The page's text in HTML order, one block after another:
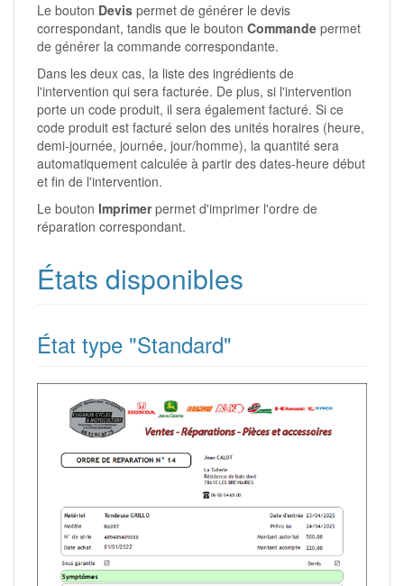
Le bouton Devis permet de générer le devis
correspondant, tandis que le bouton Commande permet
de générer la commande correspondante.
Dans les deux cas, la liste des ingrédients de
l'intervention qui sera facturée. De plus, si l'intervention
porte un code produit, il sera également facturé. Si ce
code produit est facturé selon des unités horaires (heure,
demi-journée, journée, jour/homme), la quantité sera
automatiquement calculée à partir des dates-heure début
et fin de l'intervention.
Le bouton Imprimerpermet d'imprimer l'ordre de
réparation correspondant.
États disponibles
État type "Standard"